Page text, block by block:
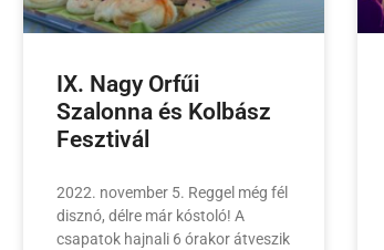
IX. Nagy Orfűi
Szalonna és Kolbász
Fesztivál
2022. november 5. Reggel még fél
disznó, délre már kóstoló! A
csapatok hajnali 6 órakor átveszik